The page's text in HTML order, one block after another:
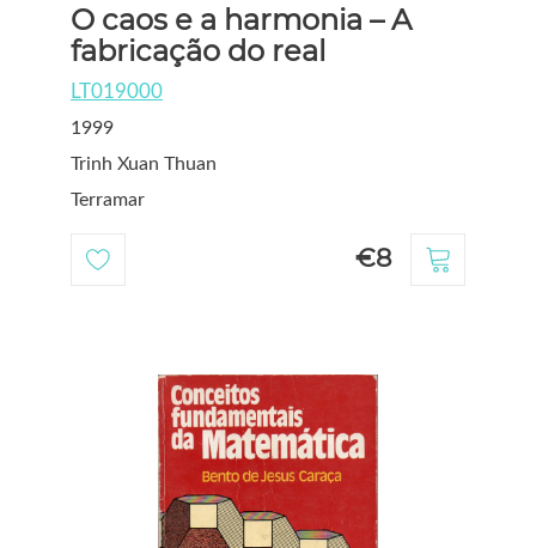
O caos e a harmonia – A
fabricação do real
LT019000
1999
Trinh Xuan Thuan
Terramar
€8